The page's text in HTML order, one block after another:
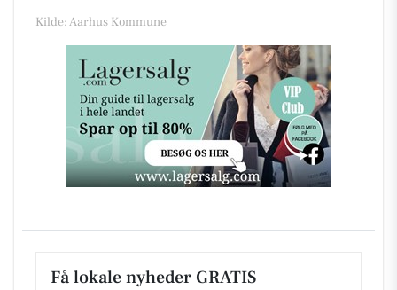
Kilde: Aarhus Kommune
Få lokale nyheder GRATIS